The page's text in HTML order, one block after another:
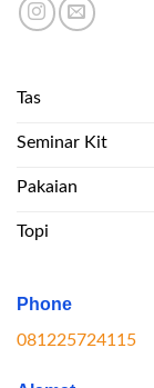
Tas
Seminar Kit
Pakaian
Topi
Phone
081225724115